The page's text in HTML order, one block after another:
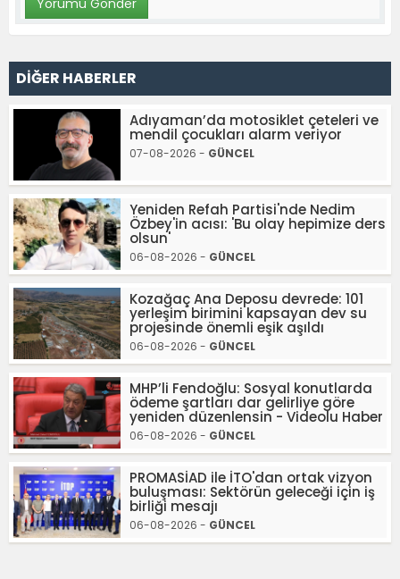
DİĞER HABERLER
Adıyaman’da motosiklet çeteleri ve
mendil çocukları alarm veriyor
07-08-2026 - GÜNCEL
Yeniden Refah Partisi'nde Nedim
Özbey'in acısı: 'Bu olay hepimize ders
olsun'
06-08-2026 - GÜNCEL
Kozağaç Ana Deposu devrede: 101
yerleşim birimini kapsayan dev su
projesinde önemli eşik aşıldı
06-08-2026 - GÜNCEL
MHP’li Fendoğlu: Sosyal konutlarda
ödeme şartları dar gelirliye göre
yeniden düzenlensin - Videolu Haber
06-08-2026 - GÜNCEL
PROMASİAD ile İTO'dan ortak vizyon
buluşması: Sektörün geleceği için iş
birliği mesajı
06-08-2026 - GÜNCEL